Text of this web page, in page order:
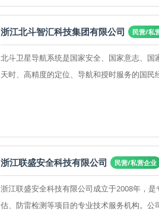
浙江北斗智汇科技集团有限公司 民营/私
北斗卫星导航系统是国家安全、国家意志、
天时、高精度的定位、导航和授时服务的国民
浙江联盛安全科技有限公司 民营/私营企业
浙江联盛安全科技有限公司成立于2008年，
估、防雷检测等项目的专业技术服务机构。